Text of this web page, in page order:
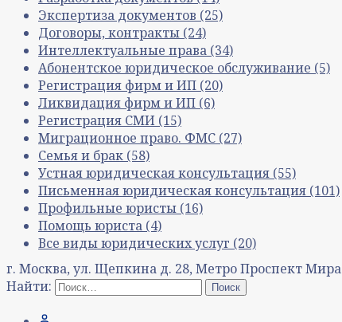
Экспертиза документов (25)
Договоры, контракты (24)
Интеллектуальные права (34)
Абонентское юридическое обслуживание (5)
Регистрация фирм и ИП (20)
Ликвидация фирм и ИП (6)
Регистрация СМИ (15)
Миграционное право. ФМС (27)
Семья и брак (58)
Устная юридическая консультация (55)
Письменная юридическая консультация (101)
Профильные юристы (16)
Помощь юриста (4)
Все виды юридических услуг (20)
г. Москва, ул. Щепкина д. 28, Метро Проспект Мира
Найти: